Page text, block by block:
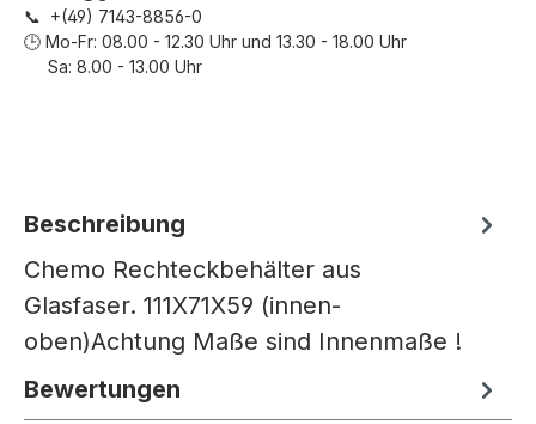
📞 +(49) 7143-8856-0
🕒 Mo-Fr: 08.00 - 12.30 Uhr und 13.30 - 18.00 Uhr
Sa: 8.00 - 13.00 Uhr
Beschreibung
Chemo Rechteckbehälter aus
Glasfaser. 111X71X59 (innen-
oben)Achtung Maße sind Innenmaße !
Bewertungen